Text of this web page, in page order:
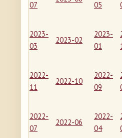
07
05
2023-
03
2023-02
2023-
01
2022-
11
2022-10
2022-
09
2022-
07
2022-06
2022-
04